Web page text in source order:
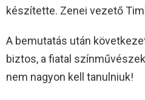
készítette. Zenei vezető
A bemutatás után
biztos, a fiatal
nem nagyon kell tanulniuk!